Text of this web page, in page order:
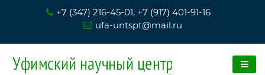
+7 (347) 216-45-01, +7 (917) 401-91-16
ufa-untspt@mail.ru